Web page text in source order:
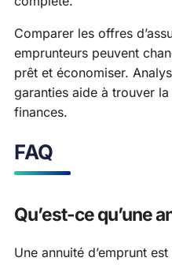
Comparer les offres
emprunteurs peuvent
prêt et économiser.
garanties aide à trouver
finances.
FAQ
Qu’est-ce qu’une
Une annuité d’emprunt